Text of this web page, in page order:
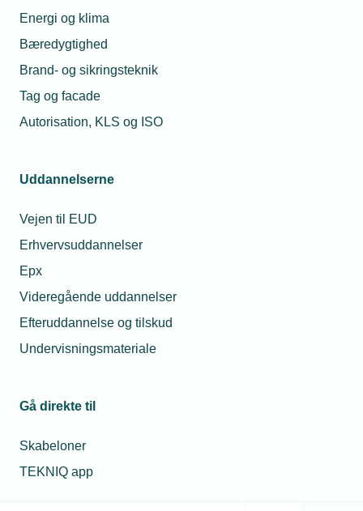
Energi og klima
Bæredygtighed
Brand- og sikringsteknik
Tag og facade
Autorisation, KLS og ISO
Uddannelserne
Vejen til EUD
Erhvervsuddannelser
Epx
Videregående uddannelser
Efteruddannelse og tilskud
Undervisningsmateriale
Gå direkte til
Skabeloner
TEKNIQ app